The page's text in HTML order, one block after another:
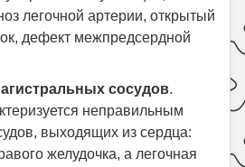
легочной артерии, открытый
дефект межпредсердной
сосудов.
неправильным
выходящих из сердца:
желудочка, а легочная